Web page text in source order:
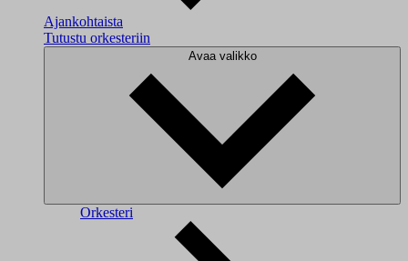
Ajankohtaista
Tutustu orkesteriin
Avaa valikko
Orkesteri